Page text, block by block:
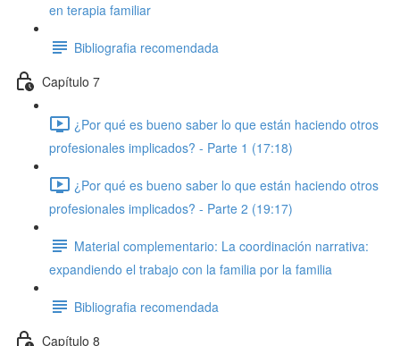
en terapia familiar
Bibliografia recomendada
Capítulo 7
¿Por qué es bueno saber lo que están haciendo otros
profesionales implicados? - Parte 1 (17:18)
¿Por qué es bueno saber lo que están haciendo otros
profesionales implicados? - Parte 2 (19:17)
Material complementario: La coordinación narrativa:
expandiendo el trabajo con la familia por la familia
Bibliografia recomendada
Capítulo 8